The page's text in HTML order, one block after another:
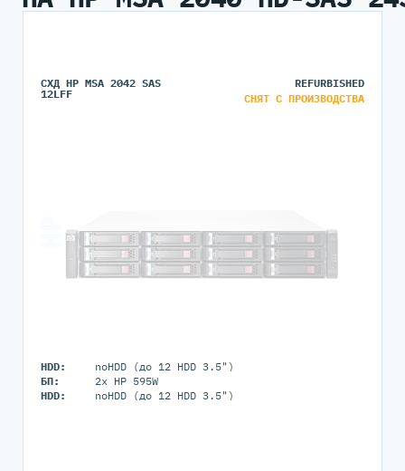
СХД HP MSA 2042 SAS
12LFF
REFURBISHED
СНЯТ С ПРОИЗВОДСТВА
HDD:
noHDD (до 12 HDD 3.5")
БП:
2x HP 595W
HDD:
noHDD (до 12 HDD 3.5")